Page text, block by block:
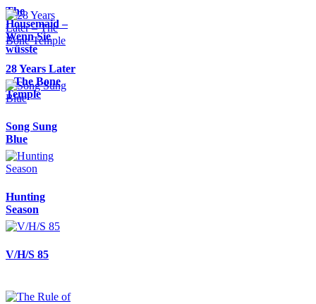
The
Housemaid –
Wenn Sie
wüsste
28 Years Later
– The Bone
Temple
Song Sung
Blue
Hunting
Season
V/H/S 85